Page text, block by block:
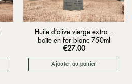
Huile d’olive vierge extra –
boîte en fer blanc 750ml
€27.00
Ajouter au panier